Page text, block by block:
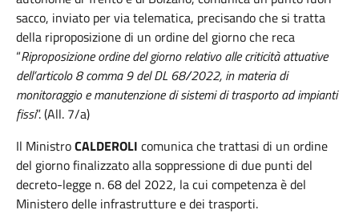
sacco, inviato per via telematica, precisando che si tratta
della riproposizione di un ordine del giorno che reca
“Riproposizione ordine del giorno relativo alle criticità attuative
dell’articolo 8 comma 9 del DL 68/2022, in materia di
monitoraggio e manutenzione di sistemi di trasporto ad impianti
fissi”.(All. 7/a)
Il MinistroCALDEROLI comunica che trattasi di un ordine
del giorno finalizzato alla soppressione di due punti del
decreto-legge n. 68 del 2022, la cui competenza è del
Ministero delle infrastrutture e dei trasporti.